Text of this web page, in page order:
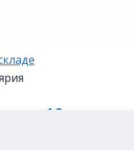
авт. 10-ти цв